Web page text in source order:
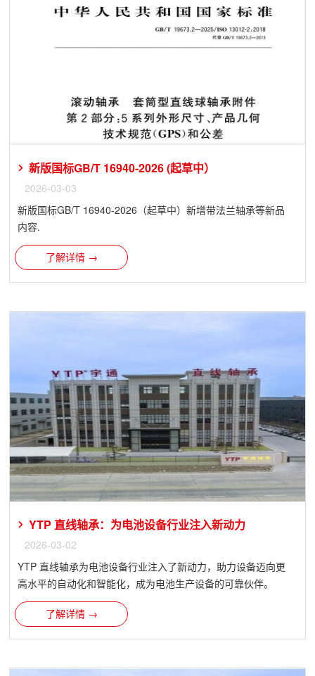
新版国标GB/T 16940-2026 (起草中）
2026-03-03
新版国标GB/T 16940-2026（起草中）新增带法兰轴承等新品
内容.
了解详情 →
YTP 直线轴承：为电池设备行业注入新动力
2026-03-02
YTP 直线轴承为电池设备行业注入了新动力，助力设备迈向更
高水平的自动化和智能化，成为电池生产设备的可靠伙伴。
了解详情 →